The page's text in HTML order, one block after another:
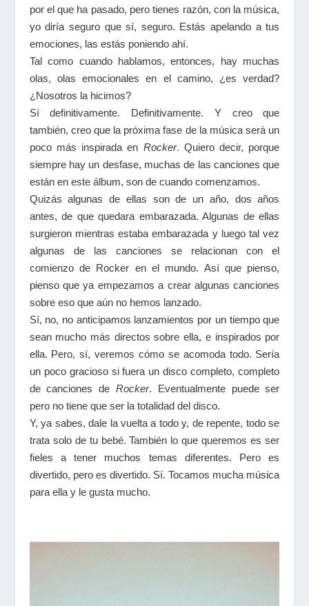
por el que ha pasado, pero tienes razón, con la música,
yo diría seguro que sí, seguro. Estás apelando a tus
emociones, las estás poniendo ahí.
Tal como cuando hablamos, entonces, hay muchas
olas, olas emocionales en el camino, ¿es verdad?
¿Nosotros la hicimos?
Sí definitivamente. Definitivamente. Y creo que
también, creo que la próxima fase de la música será un
poco más inspirada en Rocker. Quiero decir, porque
siempre hay un desfase, muchas de las canciones que
están en este álbum, son de cuando comenzamos.
Quizás algunas de ellas son de un año, dos años
antes, de que quedara embarazada. Algunas de ellas
surgieron mientras estaba embarazada y luego tal vez
algunas de las canciones se relacionan con el
comienzo de Rocker en el mundo. Así que pienso,
pienso que ya empezamos a crear algunas canciones
sobre eso que aún no hemos lanzado.
Sí, no, no anticipamos lanzamientos por un tiempo que
sean mucho más directos sobre ella, e inspirados por
ella. Pero, sí, veremos cómo se acomoda todo. Sería
un poco gracioso si fuera un disco completo, completo
de canciones de Rocker. Eventualmente puede ser
pero no tiene que ser la totalidad del disco.
Y, ya sabes, dale la vuelta a todo y, de repente, todo se
trata solo de tu bebé. También lo que queremos es ser
fieles a tener muchos temas diferentes. Pero es
divertido, pero es divertido. Sí. Tocamos mucha música
para ella y le gusta mucho.